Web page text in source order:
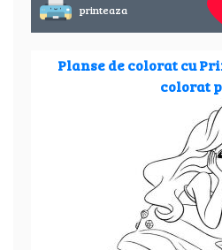
printeaza
Planse de colorat cu
colorat